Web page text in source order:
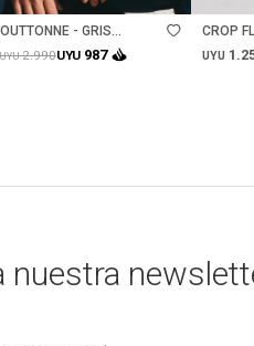
- GRIS
UYU2.990UYU 987
CROP
UYU
nuestra